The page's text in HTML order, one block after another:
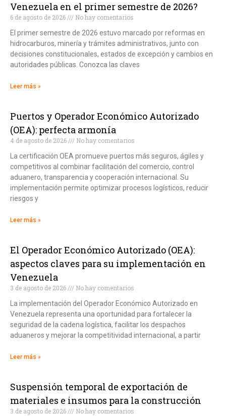
Venezuela en el primer semestre de 2026?
6 de agosto de 2026
No hay comentarios
El primer semestre de 2026 estuvo marcado por reformas en
hidrocarburos, minería y trámites administrativos, junto con
decisiones constitucionales, estados de excepción y cambios en
autoridades públicas. Conozca las claves
Leer más »
Puertos y Operador Económico Autorizado
(OEA): perfecta armonía
4 de agosto de 2026
No hay comentarios
La certificación OEA promueve puertos más seguros, ágiles y
competitivos al combinar facilitación del comercio, control
aduanero, transparencia y cooperación internacional. Su
implementación permite optimizar procesos logísticos, reducir
riesgos y
Leer más »
El Operador Económico Autorizado (OEA):
aspectos claves para su implementación en
Venezuela
3 de agosto de 2026
No hay comentarios
La implementación del Operador Económico Autorizado en
Venezuela representa una oportunidad para fortalecer la
seguridad de la cadena logística, facilitar los despachos
aduaneros y mejorar la competitividad internacional, a partir
Leer más »
Suspensión temporal de exportación de
materiales e insumos para la construcción
3 de agosto de 2026
No hay comentarios